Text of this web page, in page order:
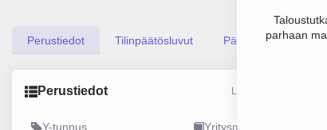
parhaan
Perustiedot Tilinpäätösluvut Päättäjätiedot
Perustiedot Lähde: YTJ, PRH,
Y-tunnus Yritysmuoto